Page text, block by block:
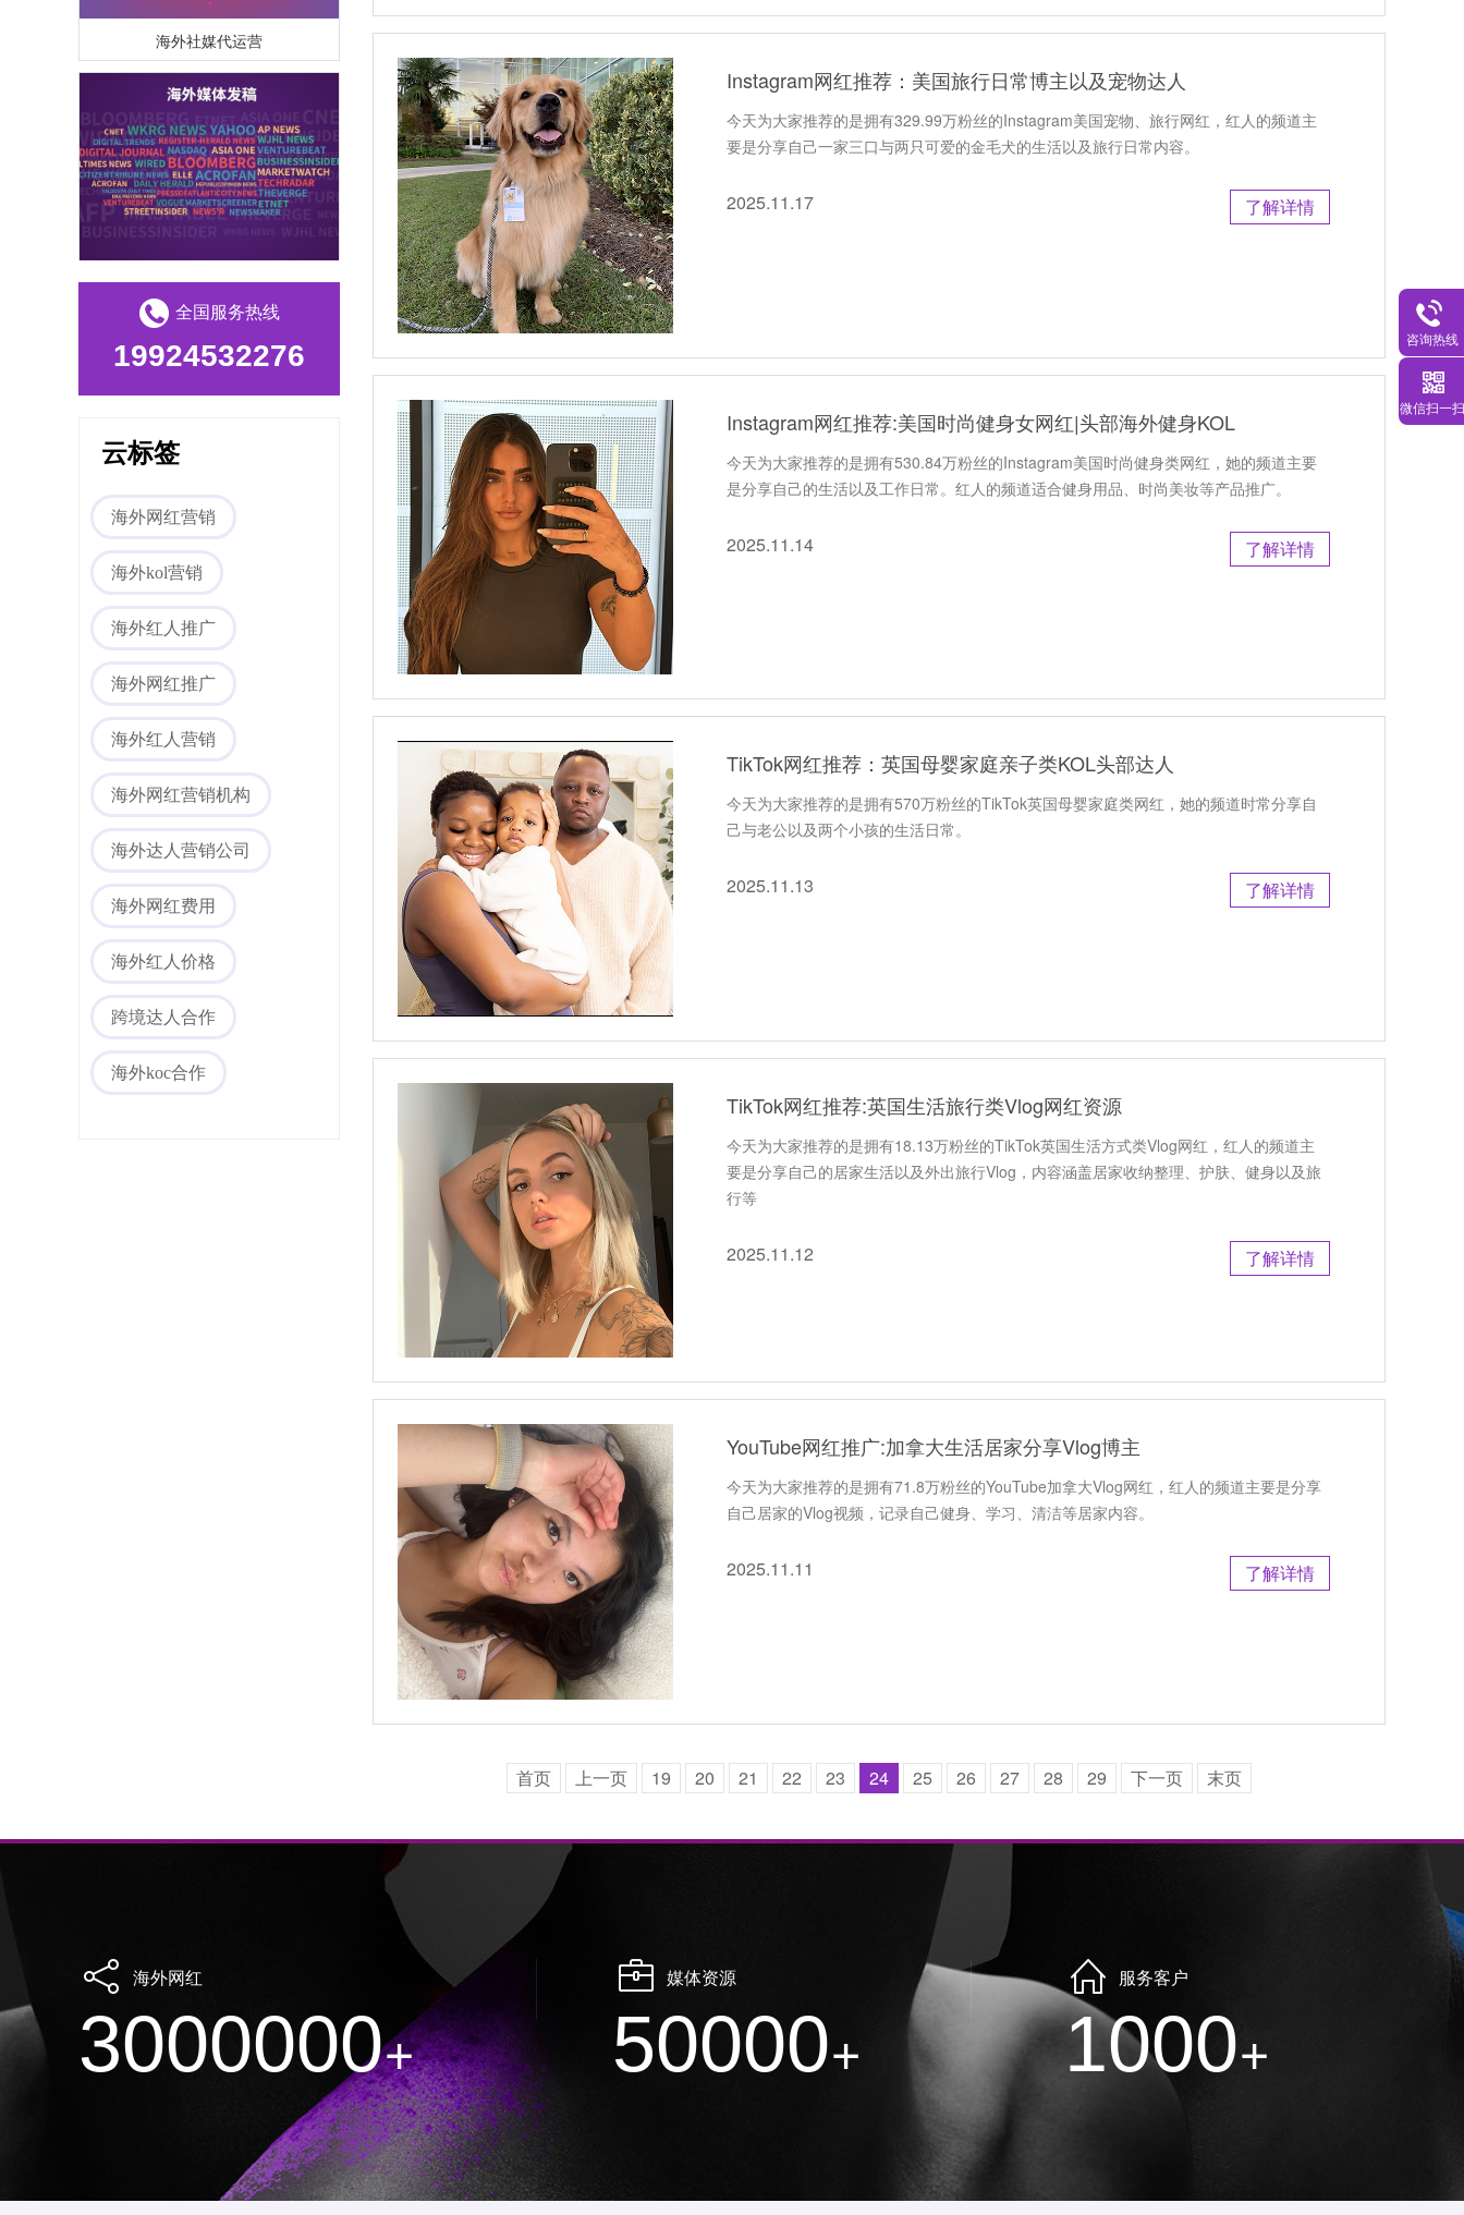
Instagram网红推荐：美国旅行日常博主以及宠物达人
今天为大家推荐的是拥有329.99万粉丝的Instagram美国宠物、旅行网红，红人的频道主
要是分享自己一家三口与两只可爱的金毛犬的生活以及旅行日常内容。
2025.11.17 了解详情
Instagram网红推荐:美国时尚健身女网红|头部海外健身KOL
今天为大家推荐的是拥有530.84万粉丝的Instagram美国时尚健身类网红，她的频道主要
是分享自己的生活以及工作日常。红人的频道适合健身用品、时尚美妆等产品推广。
2025.11.14 了解详情
TikTok网红推荐：英国母婴家庭亲子类KOL头部达人
今天为大家推荐的是拥有570万粉丝的TikTok英国母婴家庭类网红，她的频道时常分享自
己与老公以及两个小孩的生活日常。
2025.11.13 了解详情
TikTok网红推荐:英国生活旅行类Vlog网红资源
今天为大家推荐的是拥有18.13万粉丝的TikTok英国生活方式类Vlog网红，红人的频道主
要是分享自己的居家生活以及外出旅行Vlog，内容涵盖居家收纳整理、护肤、健身以及旅
行等
2025.11.12 了解详情
YouTube网红推广:加拿大生活居家分享Vlog博主
今天为大家推荐的是拥有71.8万粉丝的YouTube加拿大Vlog网红，红人的频道主要是分享
自己居家的Vlog视频，记录自己健身、学习、清洁等居家内容。
2025.11.11 了解详情
首页 上一页 19 20 21 22 23 24 25 26 27 28 29 下一页 末页
Tiktok海外营销
海外社媒代运营
全国服务热线
19924532276
云标签
海外网红营销
海外kol营销
海外红人推广
海外网红推广
海外红人营销
海外网红营销机构
海外达人营销公司
海外网红费用
海外红人价格
跨境达人合作
海外koc合作
海外网红
3000000+
媒体资源
50000+
服务客户
1000+
咨询热线
微信扫一扫